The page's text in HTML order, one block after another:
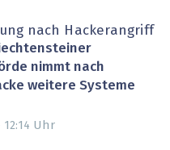
nach Hackerangriff
nimmt nach
weitere Systeme
Uhr